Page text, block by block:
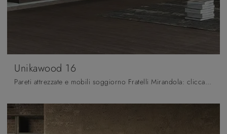
Unikawood 16
Pareti attrezzate e mobili soggiorno Fratelli Mirandola: clicca e scopri il modello Unikawood 16 e potrai completare stanze moderne di ogni tipo.